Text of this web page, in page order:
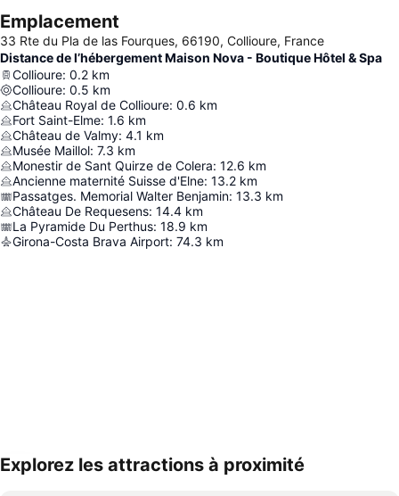
Emplacement
33 Rte du Pla de las Fourques, 66190, Collioure, France
Distance de l’hébergement Maison Nova - Boutique Hôtel & Spa
Collioure: 0.2 km
Collioure: 0.5 km
Château Royal de Collioure: 0.6 km
Fort Saint-Elme: 1.6 km
Château de Valmy: 4.1 km
Musée Maillol: 7.3 km
Monestir de Sant Quirze de Colera: 12.6 km
Ancienne maternité Suisse d'Elne: 13.2 km
Passatges. Memorial Walter Benjamin: 13.3 km
Château De Requesens: 14.4 km
La Pyramide Du Perthus: 18.9 km
Girona-Costa Brava Airport: 74.3 km
Explorez les attractions à proximité